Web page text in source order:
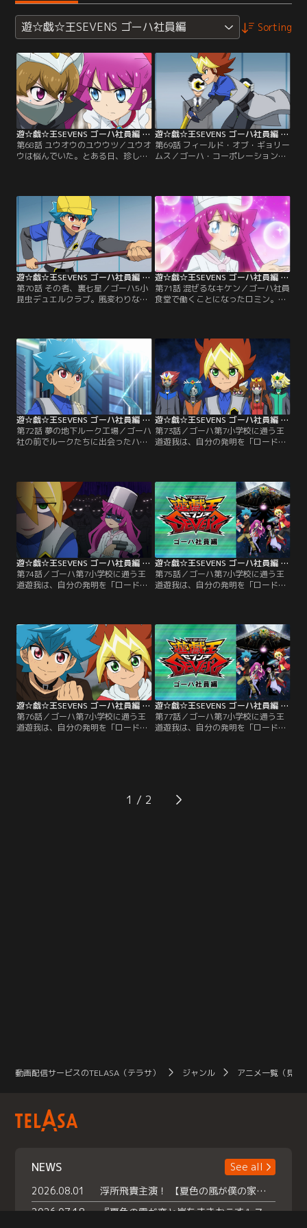
遊☆戯☆王SEVENS ゴーハ社員編 Sorting
遊☆戯☆王SEVENS ゴーハ社員編 第68話
第68話 ユウオウのユウウツ／ユウオ
ウは悩んでいた。とある日、珍しく
ているユウオウ。いやに兄弟たちが
優しいのだ。そこへ、謎の美少女と
謎の博士がユウオウの前に現れる。
【提供：バンダイチャンネル】
遊☆戯☆王SEVENS ゴーハ社員編 第69話
第69話 フィールド・オブ・ギョリー
ムス／ゴーハ・コーポレーション統
た。ひょんなことから海深子と再会
したガクトは、彼女のガサツな勤務
態度を改めさせるためにデュエルで
勝負をすることとなる。【提供：バ
ンダイチャンネル】
遊☆戯☆王SEVENS ゴーハ社員編 第70話
第70話 その者、裏七星／ゴーハ5小
昆虫デュエルクラブ。風変わりな部
ナホは、グルグルに案内され遊我の
元を訪ねる。しかし、遊我はナナホ
を前にすると突然様子がおかしくな
り…。【提供：バンダイチャンネ
ル】
遊☆戯☆王SEVENS ゴーハ社員編 第71話
第71話 混ぜるなキケン／ゴーハ社員
食堂で働くことになったロミン。自
ーを食べてもらおうとミミにデュエ
ルを申し込む！思いがけず、その闘
いがゴーハの存亡を懸けた闘いとな
る…。【提供：バンダイチャンネ
ル】
遊☆戯☆王SEVENS ゴーハ社員編 第72話
第72話 夢の地下ルーク工場／ゴーハ
社の前でルークたちに出会ったハン
地下階へと向かう。最深階層で謎の
廃工場を掘り当てたハントたちは、
そこで夢のような“ある機械”を発掘
する…。【提供：バンダイチャンネ
ル】
遊☆戯☆王SEVENS ゴーハ社員編 第73話
第73話／ゴーハ第7小学校に通う王
道遊我は、自分の発明を「ロード」
と呼び、日々いろんなロードを開発
いた遊我は、誰もが楽しめる新しい
ルールを完成させていた。そんなあ
る日、隣のクラスのルークが「デュ
エルの王」の噂を伝える。興味津々
の遊我とルークがたどり着いた先に
待っていたのは…。【提供：バンダ
イチャンネル】
遊☆戯☆王SEVENS ゴーハ社員編 第74話
第74話／ゴーハ第7小学校に通う王
道遊我は、自分の発明を「ロード」
いた遊我は、誰もが楽しめる新しい
ルールを完成させていた。そんなあ
る日、隣のクラスのルークが「デュ
エルの王」の噂を伝える。興味津々
の遊我とルークがたどり着いた先に
待っていたのは…。【提供：バンダ
イチャンネル】
遊☆戯☆王SEVENS ゴーハ社員編 第75話
第75話／ゴーハ第7小学校に通う王
道遊我は、自分の発明を「ロード」
いた遊我は、誰もが楽しめる新しい
ルールを完成させていた。そんなあ
る日、隣のクラスのルークが「デュ
エルの王」の噂を伝える。興味津々
の遊我とルークがたどり着いた先に
待っていたのは…。【提供：バンダ
イチャンネル】
遊☆戯☆王SEVENS ゴーハ社員編 第76話
第76話／ゴーハ第7小学校に通う王
道遊我は、自分の発明を「ロード」
と呼び、日々いろんなロードを開発
る日、隣のクラスのルークが「デュ
エルの王」の噂を伝える。興味津々
遊☆戯☆王SEVENS ゴーハ社員編 第77話
第77話／ゴーハ第7小学校に通う王
道遊我は、自分の発明を「ロード」
と呼び、日々いろんなロードを開発
る日、隣のクラスのルークが「デュ
エルの王」の噂を伝える。興味津々
1
動画配信サービスのTELASA（テラサ） ジャンル アニメ一覧（見放
NEWS
See all
2026.08.01
浮所飛貴主演！ 【夏色の風が僕の家にやってきた】 本日よりテラサで独占配信スタート！
2026.07.18
『夏色の雲が恋と嵐をまきおこす』スペシャルメイキング 【Part1】2026年７月18日（土）23時30分～配信スタート！話題のシーンの裏側を大公開！豪華キャスト大集合！ 『武宮家 真夏の家族会議』開催！